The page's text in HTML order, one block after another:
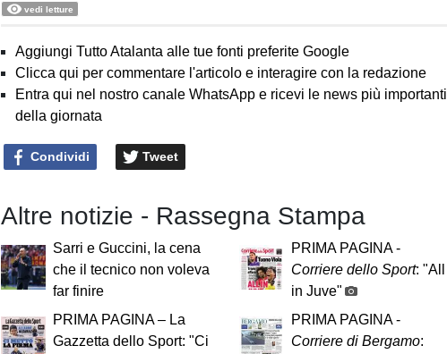
vedi letture
Aggiungi Tutto Atalanta alle tue fonti preferite Google
Clicca qui per commentare l'articolo e interagire con la redazione
Entra qui nel nostro canale WhatsApp e ricevi le news più importanti
della giornata
Condividi Tweet
Altre notizie - Rassegna Stampa
Sarri e Guccini, la cena
che il tecnico non voleva
far finire
PRIMA PAGINA -
Corriere dello Sport: "All
in Juve"
PRIMA PAGINA – La
Gazzetta dello Sport: "Ci
PRIMA PAGINA -
Corriere di Bergamo: